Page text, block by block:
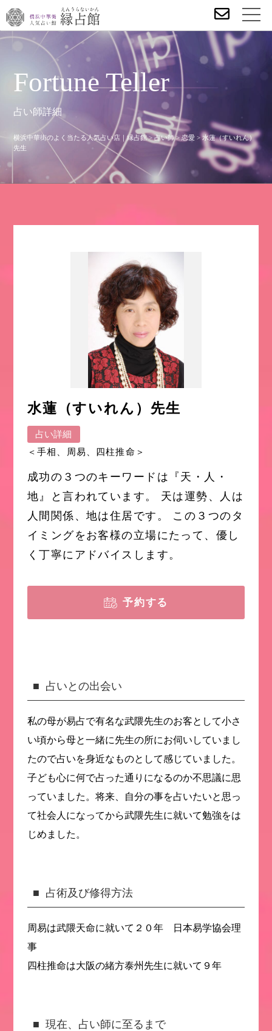
Fortune Teller
占い師詳細
横浜中華街のよく当たる人気占い店｜縁占館>占い師>恋愛 >水蓮（すいれん）
先生
水蓮（すいれん）先生
占い詳細
＜手相、周易、四柱推命＞
成功の３つのキーワードは『天・人・
地』と言われています。 天は運勢、人は
人間関係、地は住居です。 この３つのタ
イミングをお客様の立場にたって、優し
く丁寧にアドバイスします。
予約する
占いとの出会い
私の母が易占で有名な武隈先生のお客として小さ
い頃から母と一緒に先生の所にお伺いしていまし
たので占いを身近なものとして感じていました。
子ども心に何で占った通りになるのか不思議に思
っていました。将来、自分の事を占いたいと思っ
て社会人になってから武隈先生に就いて勉強をは
じめました。
占術及び修得方法
周易は武隈天命に就いて２０年 日本易学協会理
事
四柱推命は大阪の緒方泰州先生に就いて９年
現在、占い師に至るまで